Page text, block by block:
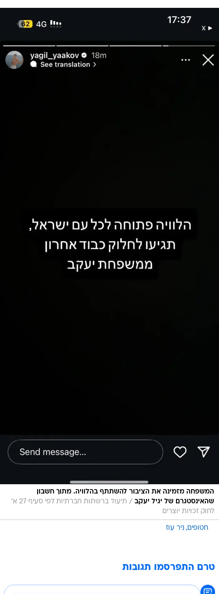
המשפחה מזמינה את הציבור להשתתף בהלוויה. מתוך חשבון
שהאינסטגרם של יגיל יעקב /
תיעוד ברשתות חברתיות לפי סעיף 27 א'
לחוק זכויות יוצרים
חטופים ניר עוז
טרם התפרסמו תגובות